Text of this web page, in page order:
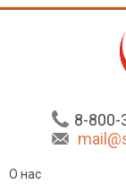
8-800-
О нас